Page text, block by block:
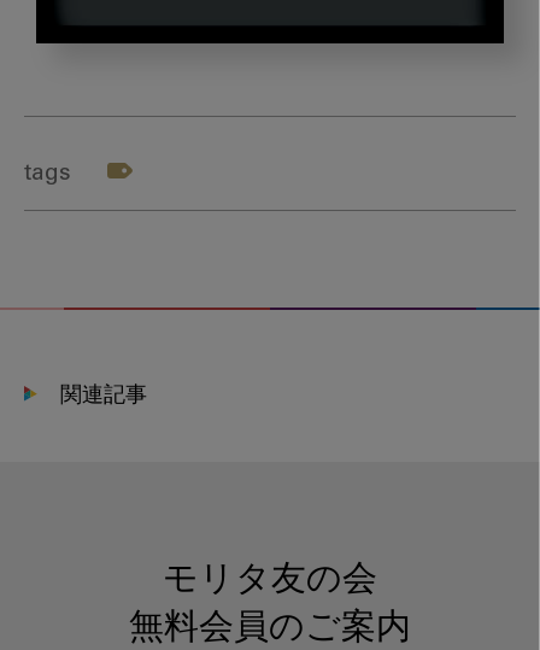
tags
関連記事
モリタ友の会
無料会員のご案内